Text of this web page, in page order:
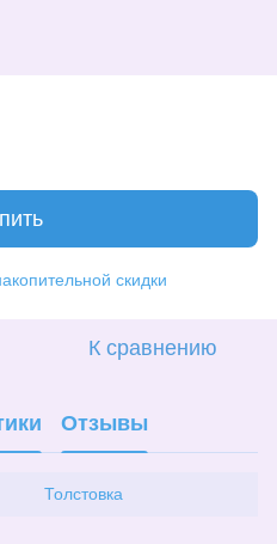
скидки
К сравнению
Отзывы
Толстовка